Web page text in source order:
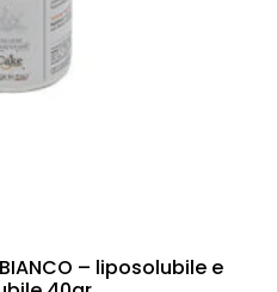
– liposolubile e